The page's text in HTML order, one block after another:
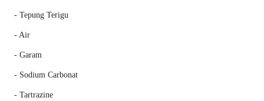
- Tepung Terigu
- Air
- Garam
- Sodium Carbonat
- Tartrazine